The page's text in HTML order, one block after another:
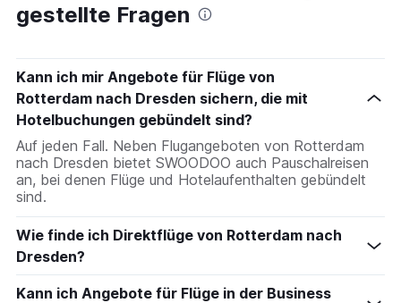
gestellte Fragen
Kann ich mir Angebote für Flüge von
Rotterdam nach Dresden sichern, die mit
Hotelbuchungen gebündelt sind?
Auf jeden Fall. Neben Flugangeboten von Rotterdam
nach Dresden bietet SWOODOO auch Pauschalreisen
an, bei denen Flüge und Hotelaufenthalten gebündelt
sind.
Wie finde ich Direktflüge von Rotterdam nach
Dresden?
Kann ich Angebote für Flüge in der Business